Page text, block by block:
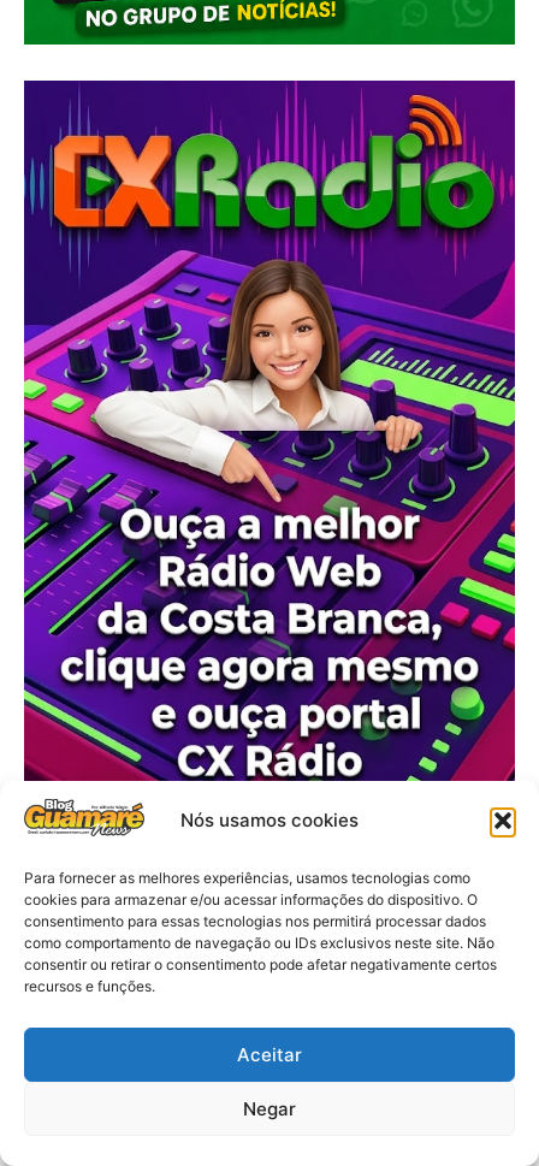
Nós usamos cookies
Para fornecer as melhores experiências, usamos tecnologias como
cookies para armazenar e/ou acessar informações do dispositivo. O
consentimento para essas tecnologias nos permitirá processar dados
como comportamento de navegação ou IDs exclusivos neste site. Não
consentir ou retirar o consentimento pode afetar negativamente certos
recursos e funções.
Aceitar
Negar